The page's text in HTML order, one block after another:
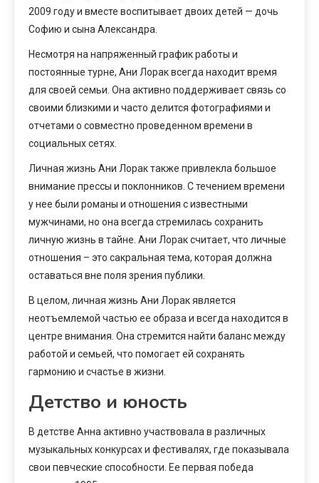
2009 году и вместе воспитывает двоих детей — дочь
Софию и сына Александра.
Несмотря на напряженный график работы и
постоянные турне, Ани Лорак всегда находит время
для своей семьи. Она активно поддерживает связь со
своими близкими и часто делится фотографиями и
отчетами о совместно проведенном времени в
социальных сетях.
Личная жизнь Ани Лорак также привлекла большое
внимание прессы и поклонников. С течением времени
у нее были романы и отношения с известными
мужчинами, но она всегда стремилась сохранить
личную жизнь в тайне. Ани Лорак считает, что личные
отношения – это сакральная тема, которая должна
оставаться вне поля зрения публики.
В целом, личная жизнь Ани Лорак является
неотъемлемой частью ее образа и всегда находится в
центре внимания. Она стремится найти баланс между
работой и семьей, что помогает ей сохранять
гармонию и счастье в жизни.
Детство и юность
В детстве Анна активно участвовала в различных
музыкальных конкурсах и фестивалях, где показывала
свои певческие способности. Ее первая победа